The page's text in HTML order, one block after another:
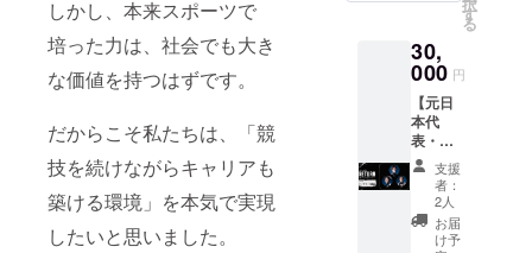
しかし、本来スポーツで
培った力は、社会でも大き
な価値を持つはずです。
だからこそ私たちは、「競
技を続けながらキャリアも
築ける環境」を本気で実現
したいと思いました。
ル・動
画の内
容は指
定不可
※返品等
の受付
はして
おりま
せん。
※グッズ
画像は
ル・動
画の内
容は指
定不可
※返品等
の受付
はして
おりま
せん。
※グッズ
画像は
XL） ※
リター
ン送付
のた
め、
メール
アドレ
ス、住
所、氏
名、電
話番号
（限定
URLで
の配信
予定）
・オリ
ジナル
ステッ
カー
（50×5
0㎜）
・サイ
を選択
ださ
い。）
・アン
バサ
ダーか
らのお
礼動画
（約60
秒。
メール
に添付
す
る
30,
000 円
【元日
本代
表・元J
リー
ガーと
のオン
ライン
交流
支援
者：
2人
お届
け予